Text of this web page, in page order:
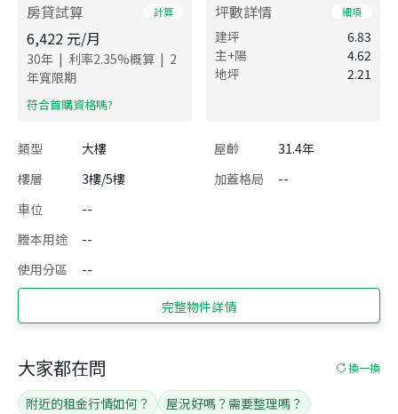
房貸試算 計算
6,422 元/月
30年 | 利率2.35%概算 | 2
年寬限期
​符合首購資格嗎?
坪數詳情 細項
建坪
6.83
主+陽
4.62
地坪
2.21
類型 大樓 屋齡
31.4年
樓層
3樓/5樓 加蓋格局
--
車位
--
謄本用途
--
使用分區
--
完整物件詳情
大家都在問 換一換
附近的租金行情如何？
屋況好嗎？需要整理嗎？